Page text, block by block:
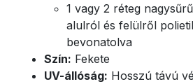
1 vagy 2 réteg
alulról és felülről
bevonatolva
Szín: Fekete
UV-állóság: Hosszú távú